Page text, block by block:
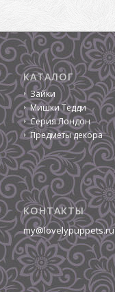
КАТАЛОГ
Зайки
Мишки Тедди
Серия Лондон
Предметы декора
КОНТАКТЫ
my@lovelypuppets.ru